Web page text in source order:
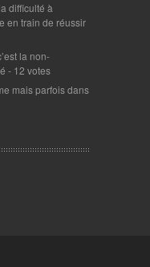
difficulté à
en train de réussir
la non-
- 12 votes
mais parfois dans